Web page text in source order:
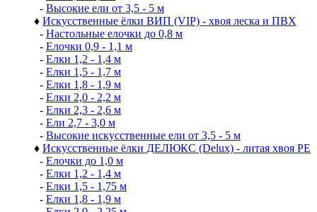
- Высокие ели от 3,5 - 5 м
♦ Искусственные ёлки ВИП (VIP) - хвоя леска и ПВХ
- Настольные елочки до 0,8 м
- Елочки 0,9 - 1,1 м
- Елки 1,2 - 1,4 м
- Елки 1,5 - 1,7 м
- Елки 1,8 - 1,9 м
- Елки 2,0 - 2,2 м
- Елки 2,3 - 2,6 м
- Ели 2,7 - 3,0 м
- Высокие искусственные ели от 3,5 - 5 м
♦ Искусственные ёлки ДЕЛЮКС (Delux) - литая хвоя РЕ
- Елочки до 1,0 м
- Елки 1,2 - 1,4 м
- Елки 1,5 - 1,75 м
- Елки 1,8 - 1,9 м